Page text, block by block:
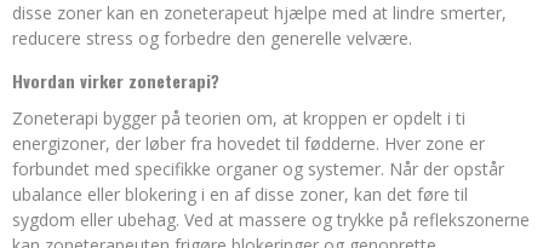
disse zoner kan en zoneterapeut hjælpe med at lindre smerter,
reducere stress og forbedre den generelle velvære.
Hvordan virker zoneterapi?
Zoneterapi bygger på teorien om, at kroppen er opdelt i ti
energizoner, der løber fra hovedet til fødderne. Hver zone er
forbundet med specifikke organer og systemer. Når der opstår
ubalance eller blokering i en af disse zoner, kan det føre til
sygdom eller ubehag. Ved at massere og trykke på reflekszonerne